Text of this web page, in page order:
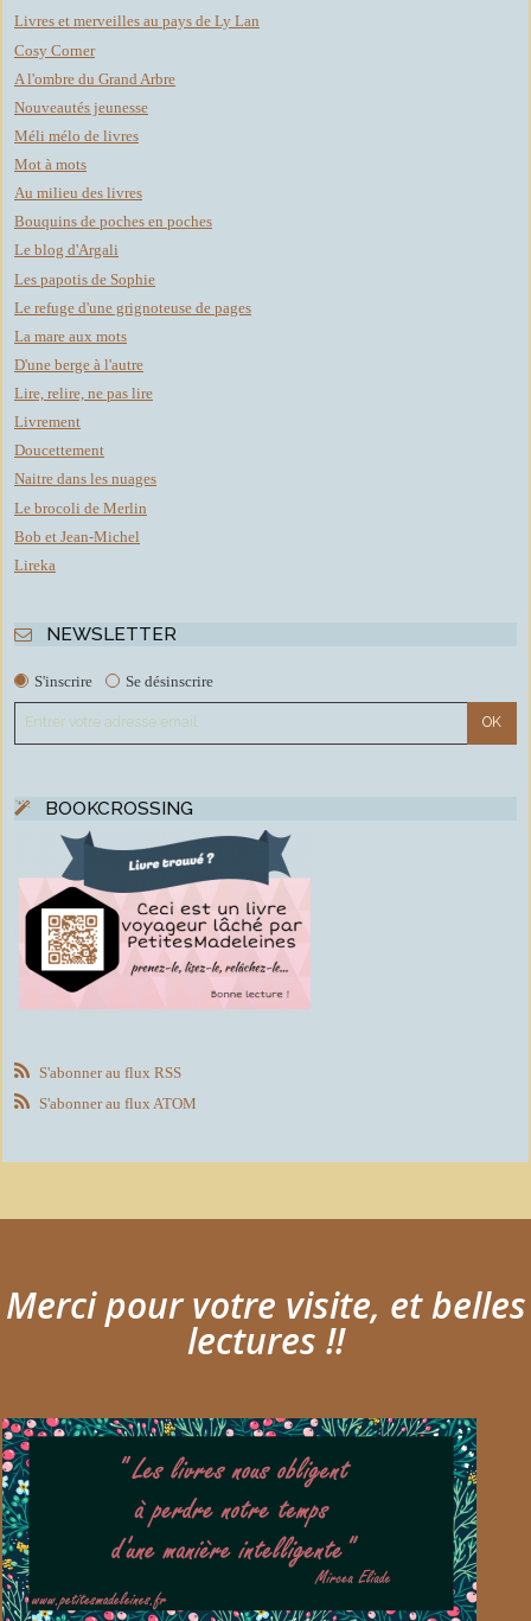
Livres et merveilles au pays de Ly Lan
Cosy Corner
A l'ombre du Grand Arbre
Nouveautés jeunesse
Méli mélo de livres
Mot à mots
Au milieu des livres
Bouquins de poches en poches
Le blog d'Argali
Les papotis de Sophie
Le refuge d'une grignoteuse de pages
La mare aux mots
D'une berge à l'autre
Lire, relire, ne pas lire
Livrement
Doucettement
Naitre dans les nuages
Le brocoli de Merlin
Bob et Jean-Michel
Lireka
NEWSLETTER
S'inscrire Se désinscrire
BOOKCROSSING
S'abonner au flux RSS
S'abonner au flux ATOM
Merci pour votre visite, et belles
lectures !!